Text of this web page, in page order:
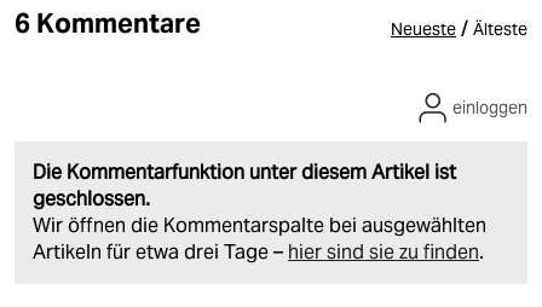
6 Kommentare Neueste / Älteste
Die Kommentarfunktion unter diesem Artikel ist
geschlossen.
Wir öffnen die Kommentarspalte bei ausgewählten
Artikeln für etwa drei Tage – hier sind sie zu finden.
einloggen